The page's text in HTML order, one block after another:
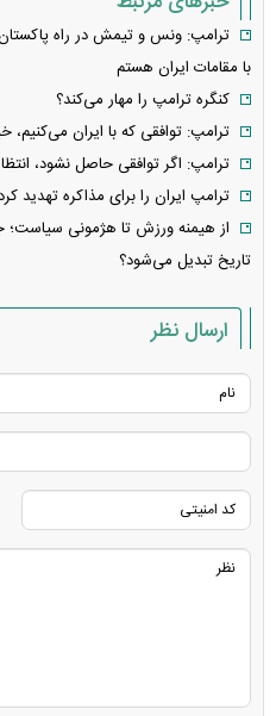
ترامپ: ونس و تیمش در راه
با مقامات ایران هستم
کنگره ترامپ را مهار می‌کند؟
ترامپ: توافقی که با ایران می‌کنیم،
ترامپ: اگر توافقی حاصل نشود،
ترامپ ایران را برای مذاکره تهدید
تاریخ تبدیل می‌شود؟
ارسال نظر